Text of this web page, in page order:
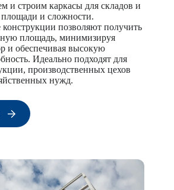
и строим каркасы для складов и
и сложности.
позволяют получить
площадь, минимизируя
и обеспечивая высокую
Идеально подходят для
производственных цехов
нужд.